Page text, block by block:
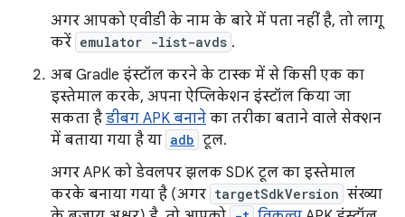
अगर आपको एवीडी के नाम के बारे में पता नहीं है, तो लागू
करें emulator -list-avds .
अब Gradle इंस्टॉल करने के टास्क में से किसी एक का
इस्तेमाल करके, अपना ऐप्लिकेशन इंस्टॉल किया जा
सकता है डीबग APK बनाने का तरीका बताने वाले सेक्शन
में बताया गया है या adb टूल.
अगर APK को डेवलपर झलक SDK टूल का इस्तेमाल
करके बनाया गया है (अगर targetSdkVersion संख्या